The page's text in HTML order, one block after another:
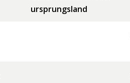
ursprungsland